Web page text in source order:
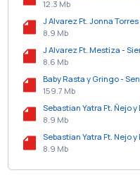
12.3 Mb
J Alvarez Ft. Jonna
8.9 Mb
J Alvarez Ft. Mestiza -
8.6 Mb
Baby Rasta y Gringo -
159.7 Mb
8.9 Mb
8.9 Mb